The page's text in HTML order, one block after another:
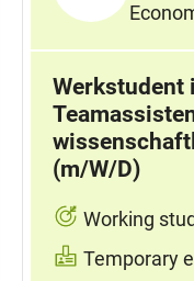
Werkstudent
(m/W/D)
Working
Temporary